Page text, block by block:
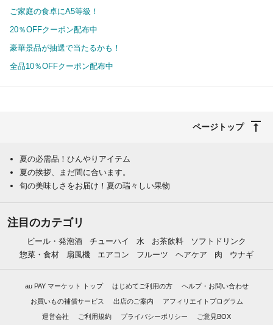
ご家庭の食卓にA5等級！
20％OFFクーポン配布中
豪華景品が抽選で当たるかも！
全品10％OFFクーポン配布中
ページトップ
夏の必需品！ひんやりアイテム
夏の挨拶、まだ間に合います。
旬の美味しさをお届け！夏の瑞々しい果物
注目のカテゴリ
ビール・発泡酒 チューハイ 水 お茶飲料
ソフトドリンク
惣菜・食材
扇風機 エアコン フルーツ ヘアケア 肉 ウナギ
au PAY マーケット トップ はじめてご利用の方 ヘルプ・お問い合わせ
お買いもの補償サービス 出店のご案内 アフィリエイトプログラム
運営会社 ご利用規約 プライバシーポリシー ご意見BOX